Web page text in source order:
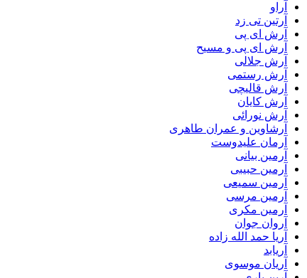
آراو
آرتین تی زد
آرش ای پی
آرش ای پی و مسیح
آرش جلالی
آرش رستمی
آرش قالیچی
آرش کایان
آرش نورائی
آرشاوین و عمران طاهری
آرمان علیدوست
آرمین بیانی
آرمین حبیبی
آرمین سمیعی
آرمین مرسی
آرمین مکری
آروان جوان
آریا حمد الله زاده
آریابد
آریان موسوی